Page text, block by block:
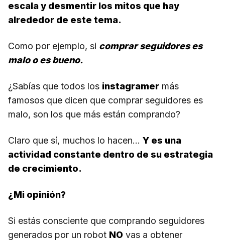
escala y desmentir los mitos que hay
alrededor de este tema.
Como por ejemplo, si comprar seguidores es
malo o es bueno.
¿Sabías que todos los instagramer más
famosos que dicen que comprar seguidores es
malo, son los que más están comprando?
Claro que sí, muchos lo hacen… Y es una
actividad constante dentro de su estrategia
de crecimiento.
¿Mi opinión?
Si estás consciente que comprando seguidores
generados por un robot NO vas a obtener